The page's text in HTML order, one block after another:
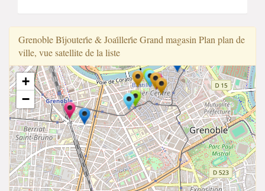
Grenoble Bi̇̇jouteri̇̇e & Joai̇̇lleri̇̇e Grand magasin Plan plan de
ville, vue satellite de la liste
+
−